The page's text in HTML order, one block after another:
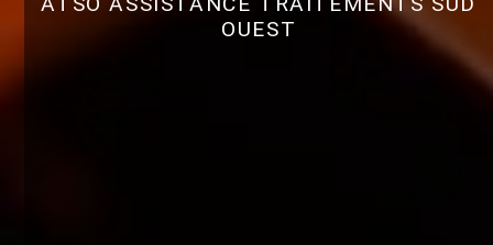
OUEST